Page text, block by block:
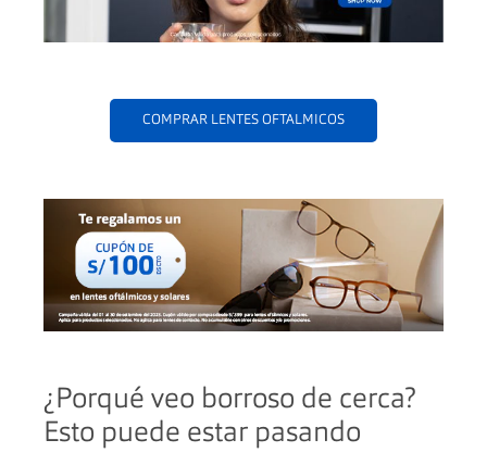
COMPRAR LENTES OFTALMICOS
¿Porqué veo borroso de cerca?
Esto puede estar pasando